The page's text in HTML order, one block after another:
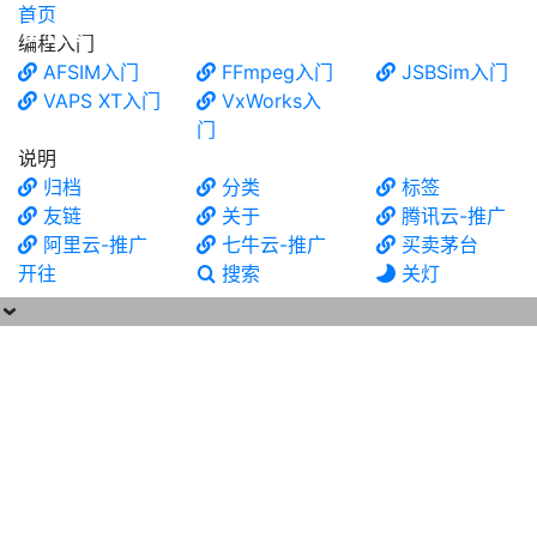
食铁兽
首页
编程入门
AFSIM入门
FFmpeg入门
JSBSim入门
VAPS XT入门
VxWorks入
门
说明
归档
分类
标签
友链
关于
腾讯云-推广
阿里云-推广
七牛云-推广
买卖茅台
开往
搜索 关灯